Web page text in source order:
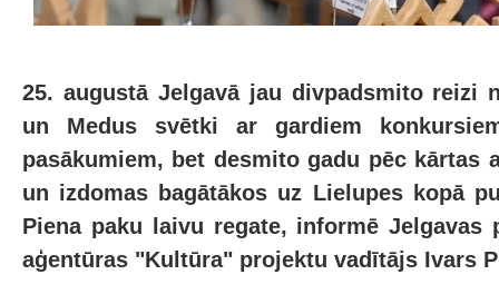
25. augustā Jelgavā jau divpadsmito reizi
un Medus svētki ar gardiem
pasākumiem, bet desmito gadu pēc kārtas
un izdomas bagātākos uz Lielupes kopā
Piena paku laivu regate, informē Jelgavas
aģentūras "Kultūra" projektu vadītājs Ivars